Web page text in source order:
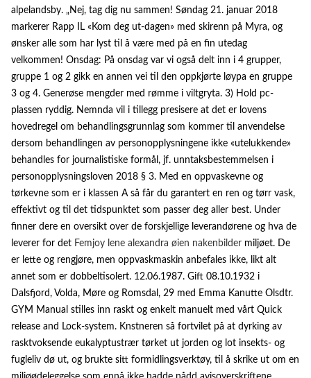
alpelandsby. „Nej, tag dig nu sammen! Søndag 21. januar 2018
markerer Rapp IL «Kom deg ut-dagen» med skirenn på Myra, og
ønsker alle som har lyst til å være med på en fin utedag
velkommen! Onsdag: På onsdag var vi også delt inn i 4 grupper,
gruppe 1 og 2 gikk en annen vei til den oppkjørte løypa en gruppe
3 og 4. Generøse mengder med rømme i viltgryta. 3) Hold pc-
plassen ryddig. Nemnda vil i tillegg presisere at det er lovens
hovedregel om behandlingsgrunnlag som kommer til anvendelse
dersom behandlingen av personopplysningene ikke «utelukkende»
behandles for journalistiske formål, jf. unntaksbestemmelsen i
personopplysningsloven 2018 § 3. Med en oppvaskevne og
tørkevne som er i klassen A så får du garantert en ren og tørr vask,
effektivt og til det tidspunktet som passer deg aller best. Under
finner dere en oversikt over de forskjellige leverandørene og hva de
leverer for det Femjoy lene alexandra øien nakenbilder miljøet. De
er lette og rengjøre, men oppvaskmaskin anbefales ikke, likt alt
annet som er dobbeltisolert. 12.06.1987. Gift 08.10.1932 i
Dalsfjord, Volda, Møre og Romsdal, 29 med Emma Kanutte Olsdtr.
GYM Manual stilles inn raskt og enkelt manuelt med vårt Quick
release and Lock-system. Knstneren så fortvilet på at dyrking av
rasktvoksende eukalyptustrær tørket ut jorden og lot insekts- og
fugleliv dø ut, og brukte sitt formidlingsverktøy, til å skrike ut om en